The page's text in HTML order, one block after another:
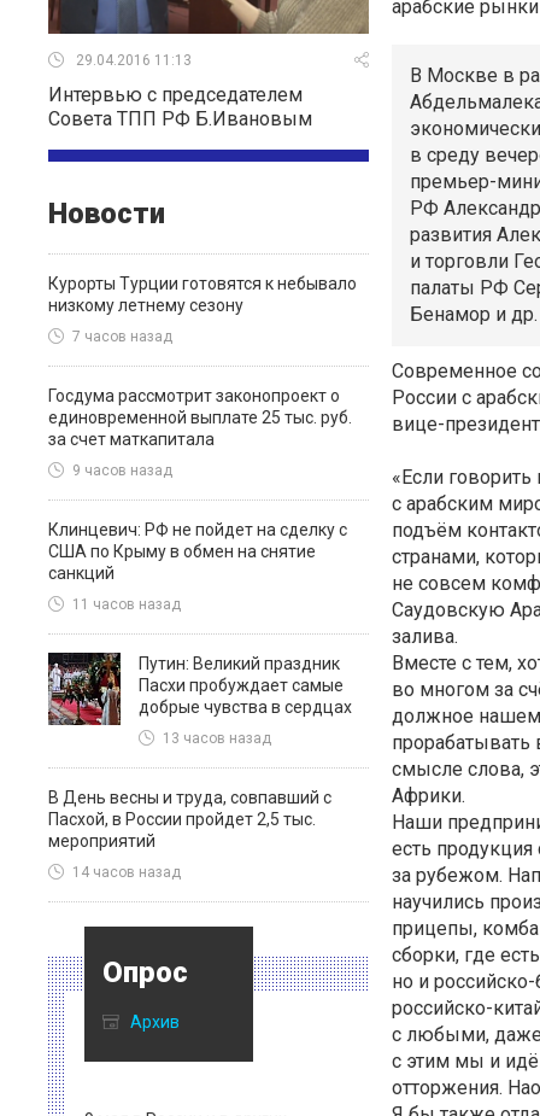
29.04.2016 11:13
Интервью с председателем
Совета ТПП РФ Б.Ивановым
Новости
Курорты Турции готовятся к небывало
низкому летнему сезону
7 часов назад
Госдума рассмотрит законопроект о
единовременной выплате 25 тыс. руб.
за счет маткапитала
9 часов назад
Клинцевич: РФ не пойдет на сделку с
США по Крыму в обмен на снятие
санкций
11 часов назад
Путин: Великий праздник
Пасхи пробуждает самые
добрые чувства в сердцах
13 часов назад
В День весны и труда, совпавший с
Пасхой, в России пройдет 2,5 тыс.
мероприятий
14 часов назад
Опрос
Архив
В Москве в
в среду
премьер-
РФ
развития
и торговли
палаты РФ
Бенамор и др.
Современное
России с
вице-президент
«Если
с арабским
подъём
странами,
не совсем
Саудовскую
залива.
Вместе с тем,
во многом за
должное
смысле слова,
Африки.
Наши
есть
за рубежом.
научились
прицепы,
сборки, где
но и российско-
российско-
с любыми,
с этим мы и
отторжения.